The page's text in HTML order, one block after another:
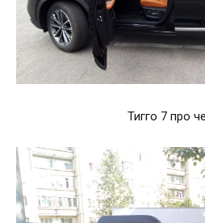
Тигго 7 про